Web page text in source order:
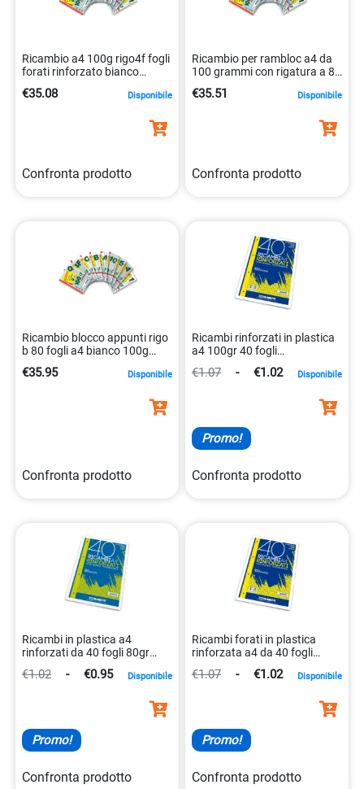
Ricambio a4 100g rigo4f fogli
forati rinforzato bianco
€35.08 Disponibile
Confronta prodotto
Ricambio per rambloc a4 da
100 grammi con rigatura a 80
€35.51 Disponibile
Confronta prodotto
Ricambio blocco appunti rigo
b 80 fogli a4 bianco 100g
€35.95 Disponibile
Confronta prodotto
Ricambi rinforzati in plastica
a4 100gr 40 fogli
€1.07 - €1.02 Disponibile
Promo!
Confronta prodotto
Ricambi in plastica a4
rinforzati da 40 fogli 80gr
€1.02 - €0.95 Disponibile
Promo!
Confronta prodotto
Ricambi forati in plastica
rinforzata a4 da 40 fogli
8007758154445
€1.07 - €1.02 Disponibile
Promo!
Confronta prodotto